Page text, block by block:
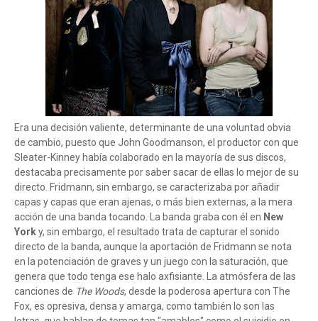
Era una decisión valiente, determinante de una voluntad obvia
de cambio, puesto que John Goodmanson, el productor con que
Sleater-Kinney había colaborado en la mayoría de sus discos,
destacaba precisamente por saber sacar de ellas lo mejor de su
directo. Fridmann, sin embargo, se caracterizaba por añadir
capas y capas que eran ajenas, o más bien externas, a la mera
acción de una banda tocando. La banda graba con él en New
Yorky, sin embargo, el resultado trata de capturar el sonido
directo de la banda, aunque la aportación de Fridmann se nota
en la potenciación de graves y un juego con la saturación, que
genera que todo tenga ese halo axfisiante. La atmósfera de las
canciones de The Woods, desde la poderosa apertura con The
Fox, es opresiva, densa y amarga, como también lo son las